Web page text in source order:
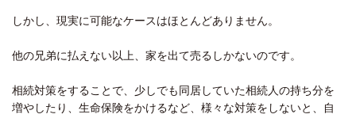
しかし、現実に可能なケースはほとんどありません。
他の兄弟に払えない以上、家を出て売るしかないのです。
相続対策をすることで、少しでも同居していた相続人の持ち分を
増やしたり、生命保険をかけるなど、様々な対策をしないと、自